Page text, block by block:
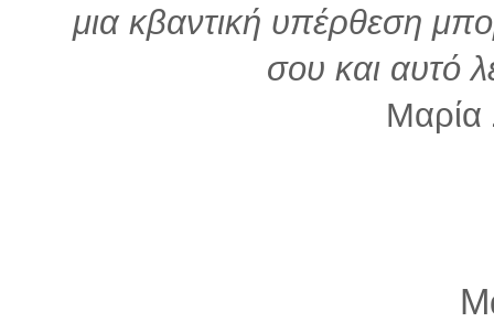
μια κβαντική υπέρθεση
σου και αυτό
Μαρία
Μ